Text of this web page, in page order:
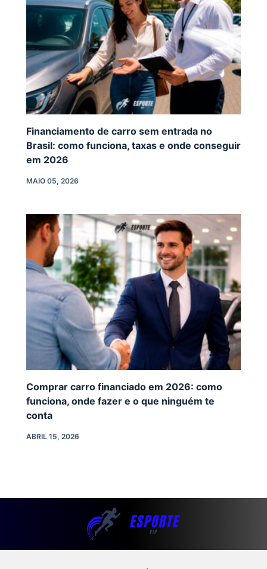
Financiamento de carro sem entrada no
Brasil: como funciona, taxas e onde conseguir
em 2026
MAIO 05, 2026
Comprar carro financiado em 2026: como
funciona, onde fazer e o que ninguém te
conta
ABRIL 15, 2026